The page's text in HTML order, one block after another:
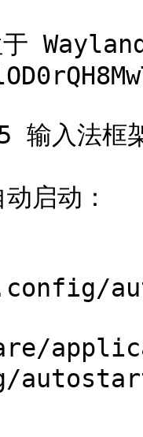
于
入法框
启动：